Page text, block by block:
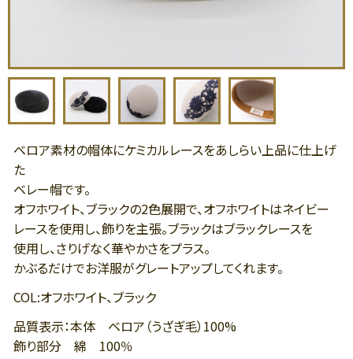
ベロア素材の帽体にケミカルレースをあしらい上品に仕上げ
た
ベレー帽です。
オフホワイト、ブラックの2色展開で、オフホワイトはネイビー
レースを使用し、飾りを主張。ブラックはブラックレースを
使用し、さりげなく華やかさをプラス。
かぶるだけでお洋服がグレートアップしてくれます。
COL:オフホワイト、ブラック
品質表示：本体 ベロア（うざぎ毛）100%
飾り部分 綿 100％